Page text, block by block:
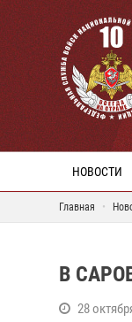
НОВОСТИ
Главная
В
28